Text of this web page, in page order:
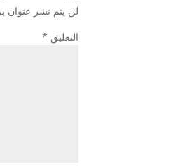
لن يتم نشر عنوان
التعليق *